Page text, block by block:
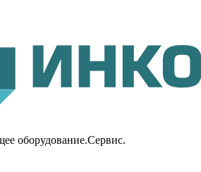
оборудование.Сервис.